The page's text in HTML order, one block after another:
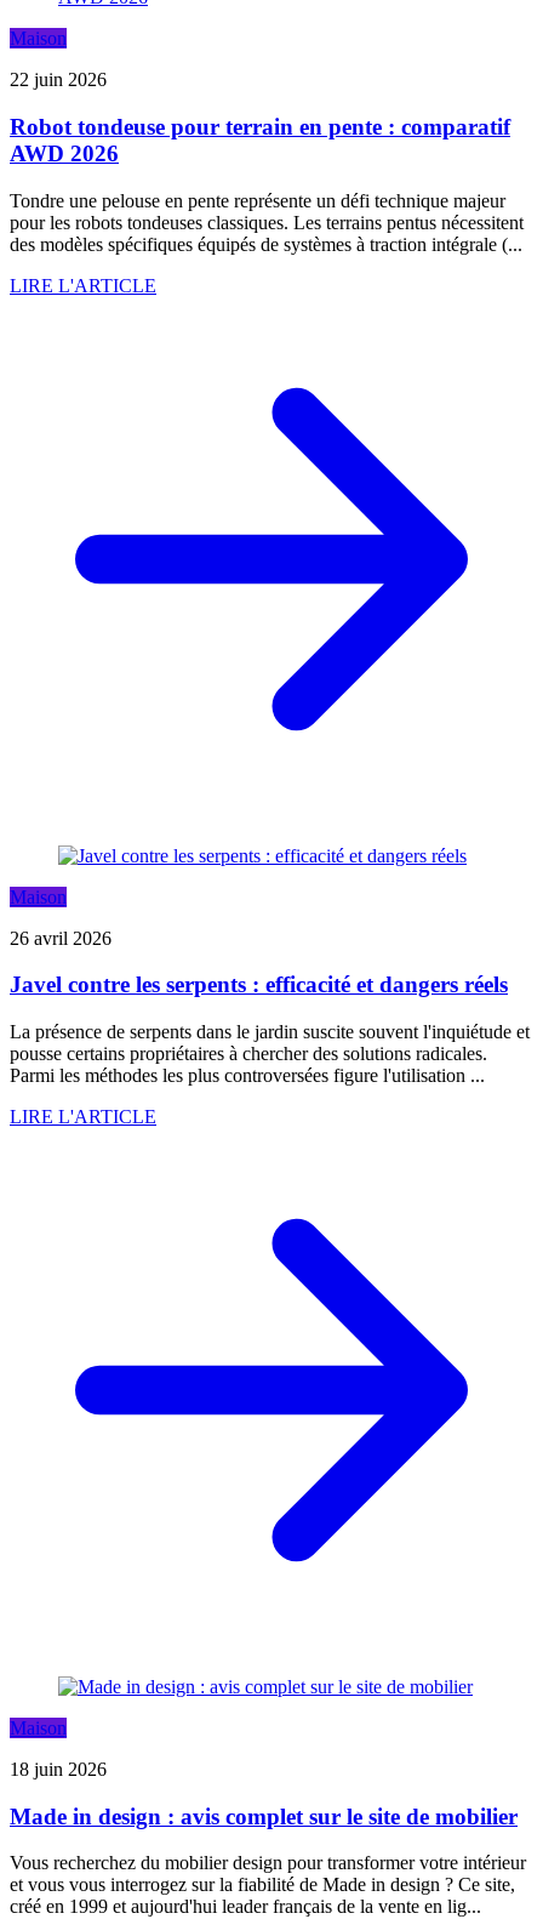
Maison
22 juin 2026
Robot tondeuse pour terrain en pente : comparatif
AWD 2026
Tondre une pelouse en pente représente un défi technique majeur
pour les robots tondeuses classiques. Les terrains pentus nécessitent
des modèles spécifiques équipés de systèmes à traction intégrale (...
LIRE L'ARTICLE
Maison
26 avril 2026
Javel contre les serpents : efficacité et dangers réels
La présence de serpents dans le jardin suscite souvent l'inquiétude et
pousse certains propriétaires à chercher des solutions radicales.
Parmi les méthodes les plus controversées figure l'utilisation ...
LIRE L'ARTICLE
Maison
18 juin 2026
Made in design : avis complet sur le site de mobilier
Vous recherchez du mobilier design pour transformer votre intérieur
et vous vous interrogez sur la fiabilité de Made in design ? Ce site,
créé en 1999 et aujourd'hui leader français de la vente en lig...